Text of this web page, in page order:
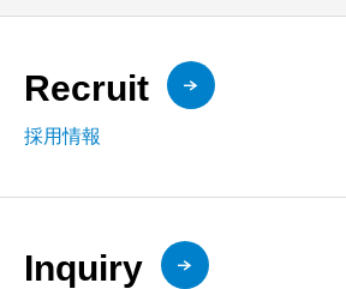
Recruit
採用情報
Inquiry